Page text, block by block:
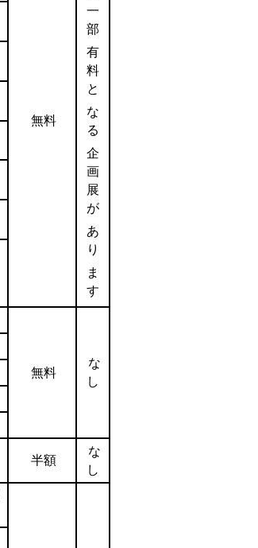
無料
一
部
有
料
と
な
る
企
画
展
が
あ
り
ま
す
無料
な
し
半額
な
し